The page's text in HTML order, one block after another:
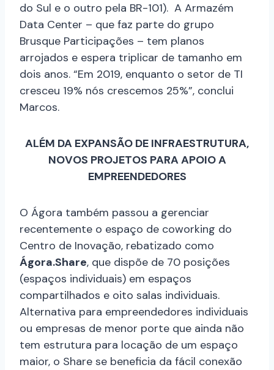
do Sul e o outro pela BR-101). A Armazém
Data Center – que faz parte do grupo
Brusque Participações – tem planos
arrojados e espera triplicar de tamanho em
dois anos. “Em 2019, enquanto o setor de TI
cresceu 19% nós crescemos 25%”, conclui
Marcos.
ALÉM DA EXPANSÃO DE INFRAESTRUTURA,
NOVOS PROJETOS PARA APOIO A
EMPREENDEDORES
O Ágora também passou a gerenciar
recentemente o espaço de coworking do
Centro de Inovação, rebatizado como
Ágora.Share, que dispõe de 70 posições
(espaços individuais) em espaços
compartilhados e oito salas individuais.
Alternativa para empreendedores individuais
ou empresas de menor porte que ainda não
tem estrutura para locação de um espaço
maior, o Share se beneficia da fácil conexão